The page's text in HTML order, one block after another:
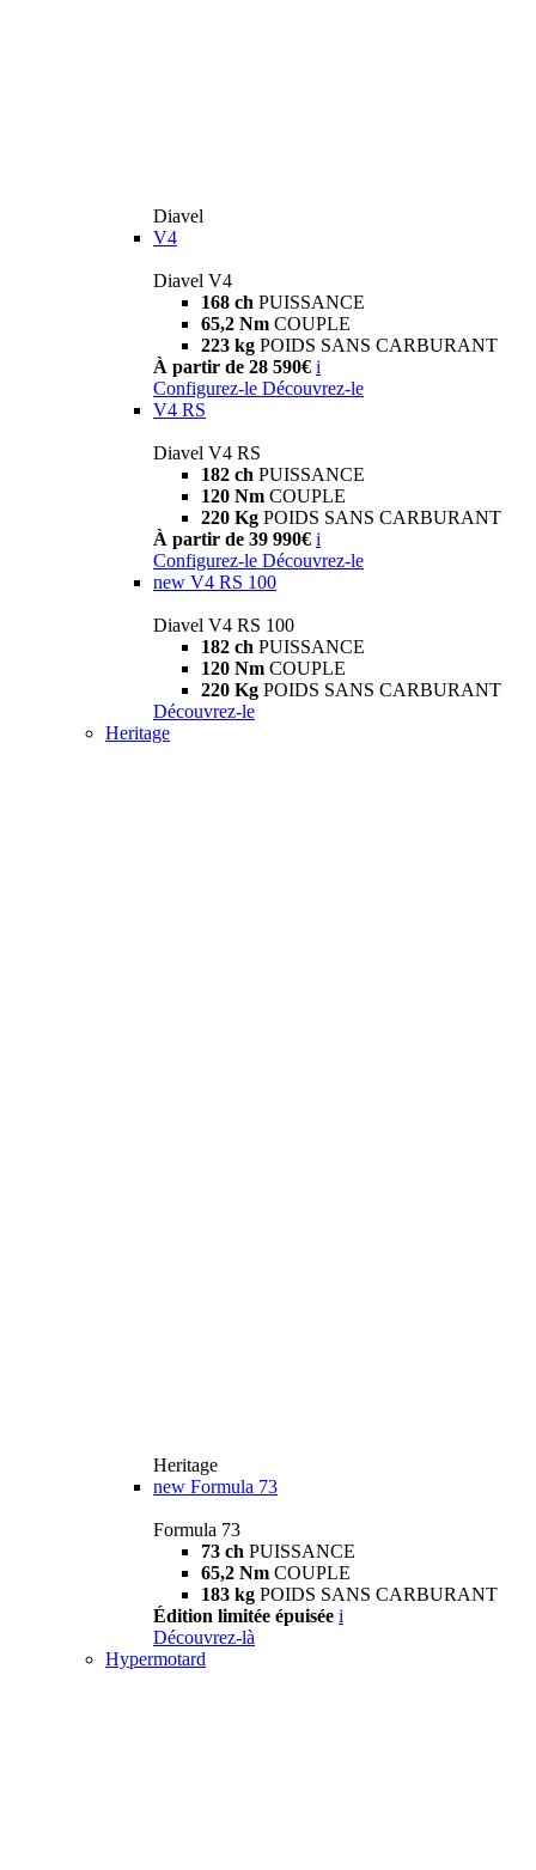
Diavel
V4
Diavel V4
168 ch PUISSANCE
65,2 Nm COUPLE
223 kg POIDS SANS CARBURANT
À partir de 28 590€ i
Configurez-le Découvrez-le
V4 RS
Diavel V4 RS
182 ch PUISSANCE
120 Nm COUPLE
220 Kg POIDS SANS CARBURANT
À partir de 39 990€ i
Configurez-le Découvrez-le
new V4 RS 100
Diavel V4 RS 100
182 ch PUISSANCE
120 Nm COUPLE
220 Kg POIDS SANS CARBURANT
Découvrez-le
Heritage
Heritage
new Formula 73
Formula 73
73 ch PUISSANCE
65,2 Nm COUPLE
183 kg POIDS SANS CARBURANT
Édition limitée épuisée i
Découvrez-là
Hypermotard